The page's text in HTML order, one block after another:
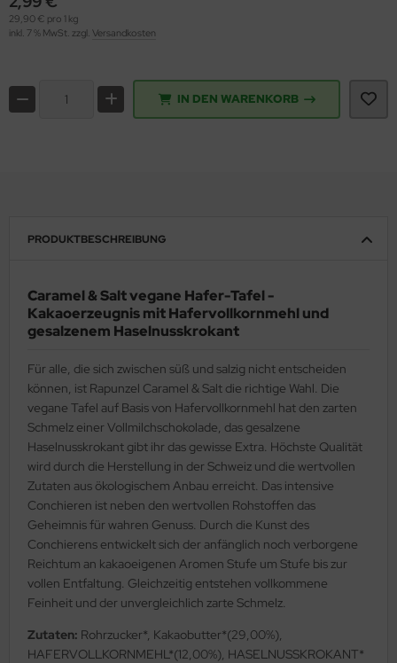
29,90 € pro 1 kg
inkl. 7 % MwSt. zzgl. Versandkosten
IN DEN WARENKORB
PRODUKTBESCHREIBUNG
Caramel & Salt vegane Hafer-Tafel -
Kakaoerzeugnis mit Hafervollkornmehl und
gesalzenem Haselnusskrokant
Für alle, die sich zwischen süß und salzig nicht entscheiden
können, ist Rapunzel Caramel & Salt die richtige Wahl. Die
vegane Tafel auf Basis von Hafervollkornmehl hat den zarten
Schmelz einer Vollmilchschokolade, das gesalzene
Haselnusskrokant gibt ihr das gewisse Extra. Höchste Qualität
wird durch die Herstellung in der Schweiz und die wertvollen
Zutaten aus ökologischem Anbau erreicht. Das intensive
Conchieren ist neben den wertvollen Rohstoffen das
Geheimnis für wahren Genuss. Durch die Kunst des
Conchierens entwickelt sich der anfänglich noch verborgene
Reichtum an kakaoeigenen Aromen Stufe um Stufe bis zur
vollen Entfaltung. Gleichzeitig entstehen vollkommene
Feinheit und der unvergleichlich zarte Schmelz.
Zutaten: Rohrzucker*, Kakaobutter*(29,00%),
HAFERVOLLKORNMEHL*(12,00%), HASELNUSSKROKANT*